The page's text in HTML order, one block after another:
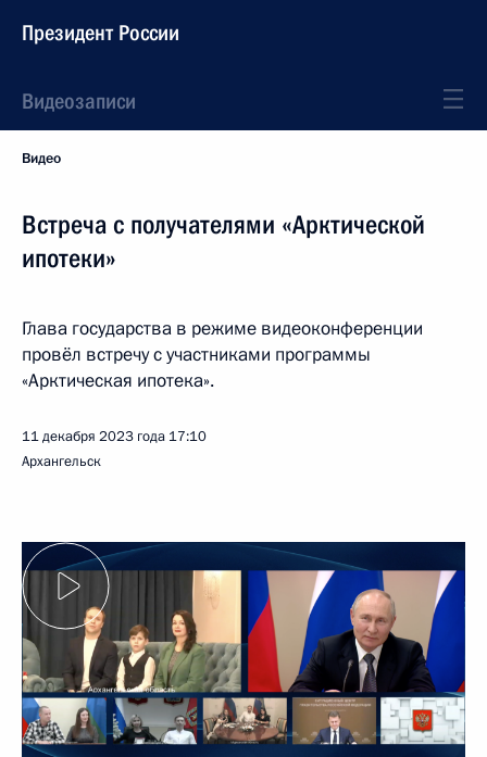
Президент России
Видеозаписи
Видео
Встреча с получателями «Арктической
ипотеки»
Глава государства в режиме видеоконференции
провёл встречу с участниками программы
«Арктическая ипотека».
11 декабря 2023 года 17:10
Архангельск